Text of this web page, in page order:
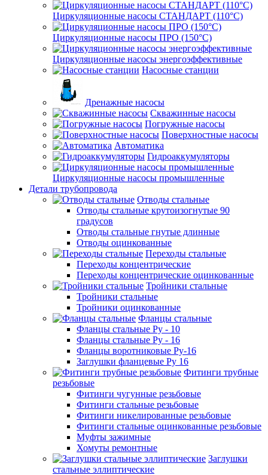
Циркуляционные насосы СТАНДАРТ (110°C)
Циркуляционные насосы ПРО (150°C)
Циркуляционные насосы энергоэффективные
Насосные станции
Дренажные насосы
Скважинные насосы
Погружные насосы
Поверхностные насосы
Автоматика
Гидроаккумуляторы
Циркуляционные насосы промышленные
Детали трубопровода
Отводы стальные
Отводы стальные крутоизогнутые 90
градусов
Отводы стальные гнутые длинные
Отводы оцинкованные
Переходы стальные
Переходы концентрические
Переходы концентрические оцинкованные
Тройники стальные
Тройники стальные
Тройники оцинкованные
Фланцы стальные
Фланцы стальные Ру - 10
Фланцы стальные Ру - 16
Фланцы воротниковые Ру-16
Заглушки фланцевые Ру 16
Фитинги трубные
резьбовые
Фитинги чугунные резьбовые
Фитинги стальные резьбовые
Фитинги никелированные резьбовые
Фитинги стальные оцинкованные резьбовые
Муфты зажимные
Хомуты ремонтные
Заглушки
стальные эллиптические